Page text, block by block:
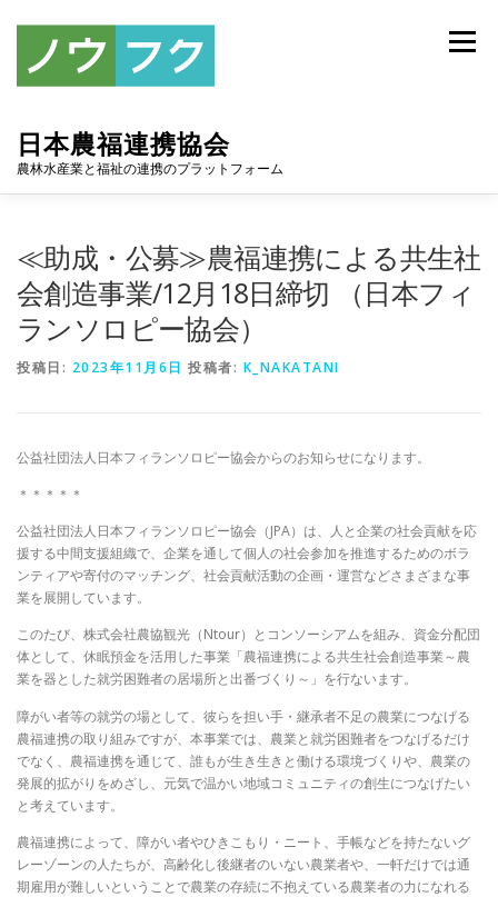
日本農福連携協会
農林水産業と福祉の連携のプラットフォーム
メニュー
連携協定 スポンサー
≪助成・公募≫農福連携による共生社
会創造事業/12月18日締切 （日本フィ
ランソロピー協会）
投稿日: 2023年11月6日 投稿者: K_NAKATANI
公益社団法人日本フィランソロピー協会からのお知らせになります。
＊＊＊＊＊
公益社団法人日本フィランソロピー協会（JPA）は、人と企業の社会貢献を応
援する中間支援組織で、企業を通して個人の社会参加を推進するためのボラ
ンティアや寄付のマッチング、社会貢献活動の企画・運営などさまざまな事
業を展開しています。
このたび、株式会社農協観光（Ntour）とコンソーシアムを組み、資金分配団
体として、休眠預金を活用した事業「農福連携による共生社会創造事業～農
業を器とした就労困難者の居場所と出番づくり～」を行ないます。
障がい者等の就労の場として、彼らを担い手・継承者不足の農業につなげる
農福連携の取り組みですが、本事業では、農業と就労困難者をつなげるだけ
でなく、農福連携を通じて、誰もが生き生きと働ける環境づくりや、農業の
発展的拡がりをめざし、元気で温かい地域コミュニティの創生につなげたい
と考えています。
農福連携によって、障がい者やひきこもり・ニート、手帳などを持たないグ
レーゾーンの人たちが、高齢化し後継者のいない農業者や、一軒だけでは通
期雇用が難しいということで農業の存続に不抱えている農業者の力になれる